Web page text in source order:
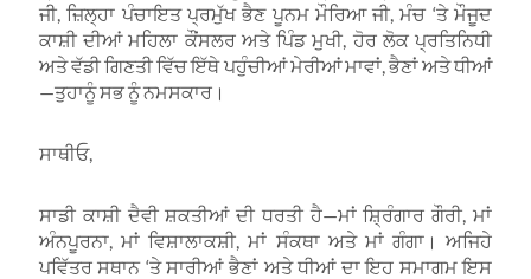
ਜੀ, ਜ਼ਿਲ੍ਹਾ ਪੰਚਾਇਤ ਪ੍ਰਮੁੱਖ ਭੈਣ ਪੂਨਮ ਮੌਰਿਆ ਜੀ, ਮੰਚ ‘ਤੇ ਮੌਜੂਦ
ਕਾਸ਼ੀ ਦੀਆਂ ਮਹਿਲਾ ਕੌਂਸਲਰ ਅਤੇ ਪਿੰਡ ਮੁਖੀ, ਹੋਰ ਲੋਕ ਪ੍ਰਤਿਨਿਧੀ
ਅਤੇ ਵੱਡੀ ਗਿਣਤੀ ਵਿੱਚ ਇੱਥੇ ਪਹੁੰਚੀਆਂ ਮੇਰੀਆਂ ਮਾਵਾਂ, ਭੈਣਾਂ ਅਤੇ ਧੀਆਂ
—ਤੁਹਾਨੂੰ ਸਭ ਨੂੰ ਨਮਸਕਾਰ।
ਸਾਥੀਓ,
ਸਾਡੀ ਕਾਸ਼ੀ ਦੈਵੀ ਸ਼ਕਤੀਆਂ ਦੀ ਧਰਤੀ ਹੈ—ਮਾਂ ਸ਼੍ਰਿੰਗਾਰ ਗੌਰੀ, ਮਾਂ
ਅੰਨਪੂਰਨਾ, ਮਾਂ ਵਿਸ਼ਾਲਾਕਸ਼ੀ, ਮਾਂ ਸੰਕਥਾ ਅਤੇ ਮਾਂ ਗੰਗਾ। ਅਜਿਹੇ
ਪਵਿੱਤਰ ਸਥਾਨ ‘ਤੇ ਸਾਰੀਆਂ ਭੈਣਾਂ ਅਤੇ ਧੀਆਂ ਦਾ ਇਹ ਸਮਾਗਮ ਇਸ